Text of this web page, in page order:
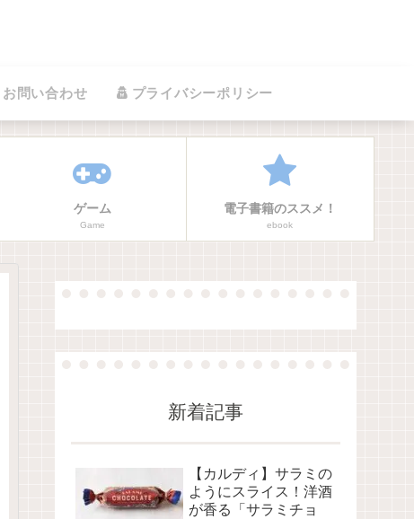
お問い合わせ プライバシーポリシー
ゲーム
Game
電子書籍のススメ！
ebook
新着記事
【カルディ】サラミの
ようにスライス！洋酒
が香る「サラミチョ